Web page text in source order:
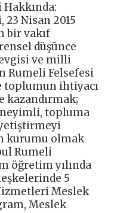
Nisan 2015
bir vakıf
düşünce
ve milli
Rumeli Felsefesi
toplumun ihtiyacı
kazandırmak;
topluma
yetiştirmeyi
kurumu olmak
Rumeli
öğretim yılında
5
Meslek
Meslek